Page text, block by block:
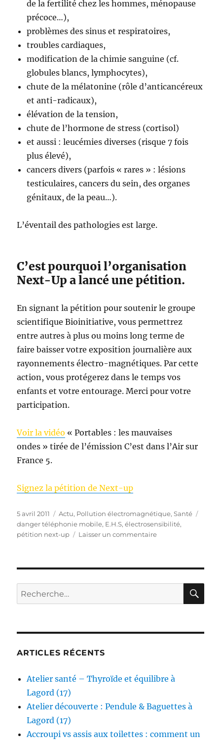
de la fertilité chez les hommes, ménopause
précoce…),
problèmes des sinus et respiratoires,
troubles cardiaques,
modification de la chimie sanguine (cf.
globules blancs, lymphocytes),
chute de la mélatonine (rôle d’anticancéreux
et anti-radicaux),
élévation de la tension,
chute de l’hormone de stress (cortisol)
et aussi : leucémies diverses (risque 7 fois
plus élevé),
cancers divers (parfois « rares » : lésions
testiculaires, cancers du sein, des organes
génitaux, de la peau…).
L’éventail des pathologies est large.
C’est pourquoi l’organisation
Next-Up a lancé une pétition.
En signant la pétition pour soutenir le groupe
scientifique Bioinitiative, vous permettrez
entre autres à plus ou moins long terme de
faire baisser votre exposition journalière aux
rayonnements électro-magnétiques. Par cette
action, vous protégerez dans le temps vos
enfants et votre entourage. Merci pour votre
participation.
Voir la vidéo « Portables : les mauvaises
ondes » tirée de l’émission C’est dans l’Air sur
France 5.
Signez la pétition de Next-up
Publié
le
5 avril 2011 Catégories
Actu, Pollution électromagnétique,Santé
danger téléphonie mobile, E.H.S,électrosensibilité,
pétition next-up
Laisser un commentairesur
contre
rayonnements
Recherche
pour :
ARTICLES RÉCENTS
Atelier santé – Thyroïde et équilibre à
Lagord (17)
Atelier découverte : Pendule & Baguettes à
Lagord (17)
Accroupi vs assis aux toilettes : comment un